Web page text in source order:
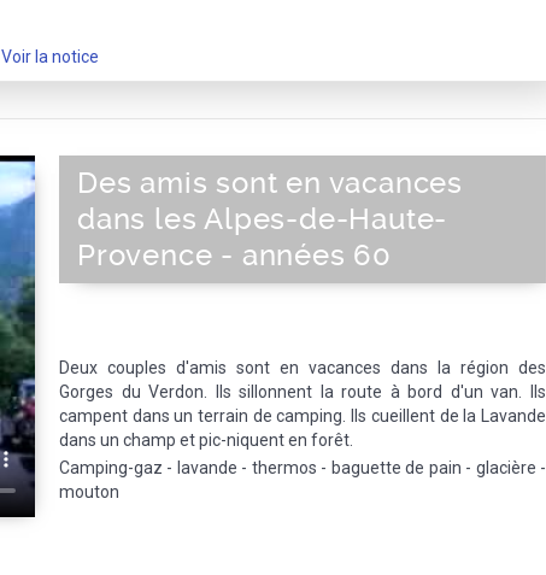
Voir la notice
Des amis sont en vacances
dans les Alpes-de-Haute-
Provence - années 60
Deux couples d'amis sont en vacances dans la région des
Gorges du Verdon. Ils sillonnent la route à bord d'un van. Ils
campent dans un terrain de camping. Ils cueillent de la Lavande
dans un champ et pic-niquent en forêt.
Camping-gaz - lavande - thermos - baguette de pain - glacière -
mouton